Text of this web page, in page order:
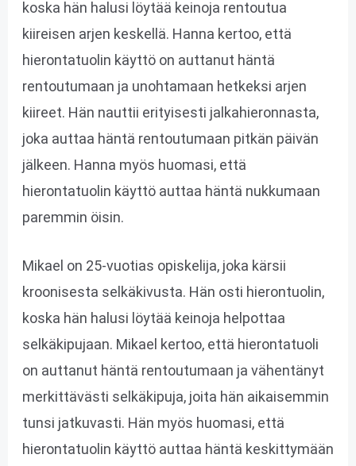
koska hän halusi löytää keinoja rentoutua
kiireisen arjen keskellä. Hanna kertoo, että
hierontatuolin käyttö on auttanut häntä
rentoutumaan ja unohtamaan hetkeksi arjen
kiireet. Hän nauttii erityisesti jalkahieronnasta,
joka auttaa häntä rentoutumaan pitkän päivän
jälkeen. Hanna myös huomasi, että
hierontatuolin käyttö auttaa häntä nukkumaan
paremmin öisin.
Mikael on 25-vuotias opiskelija, joka kärsii
kroonisesta selkäkivusta. Hän osti hierontuolin,
koska hän halusi löytää keinoja helpottaa
selkäkipujaan. Mikael kertoo, että hierontatuoli
on auttanut häntä rentoutumaan ja vähentänyt
merkittävästi selkäkipuja, joita hän aikaisemmin
tunsi jatkuvasti. Hän myös huomasi, että
hierontatuolin käyttö auttaa häntä keskittymään